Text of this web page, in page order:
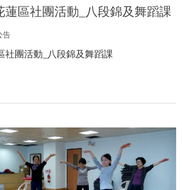
區社團活動_八段錦及舞蹈課
告
團活動_八段錦及舞蹈課